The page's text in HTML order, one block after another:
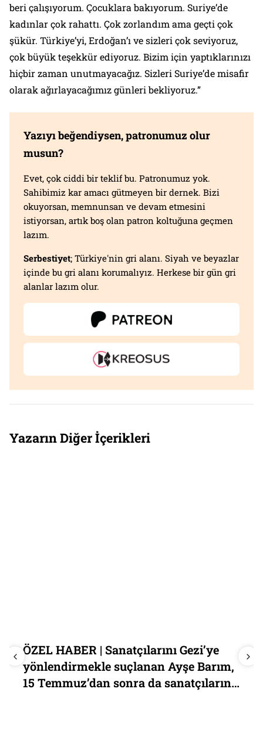
beri çalışıyorum. Çocuklara bakıyorum. Suriye’de
kadınlar çok rahattı. Çok zorlandım ama geçti çok
şükür. Türkiye’yi, Erdoğan’ı ve sizleri çok seviyoruz,
çok büyük teşekkür ediyoruz. Bizim için yaptıklarınızı
hiçbir zaman unutmayacağız. Sizleri Suriye’de misafir
olarak ağırlayacağımız günleri bekliyoruz.”
Yazıyı beğendiysen, patronumuz olur
musun?
Evet, çok ciddi bir teklif bu. Patronumuz yok.
Sahibimiz kar amacı gütmeyen bir dernek. Bizi
okuyorsan, memnunsan ve devam etmesini
istiyorsan, artık boş olan patron koltuğuna geçmen
lazım.
Serbestiyet; Türkiye'nin gri alanı. Siyah ve beyazlar
içinde bu gri alanı korumalıyız. Herkese bir gün gri
alanlar lazım olur.
Yazarın Diğer İçerikleri
ÖZEL HABER | Sanatçılarını Gezi’ye
yönlendirmekle suçlanan Ayşe Barım,
15 Temmuz’dan sonra da sanatçılarını